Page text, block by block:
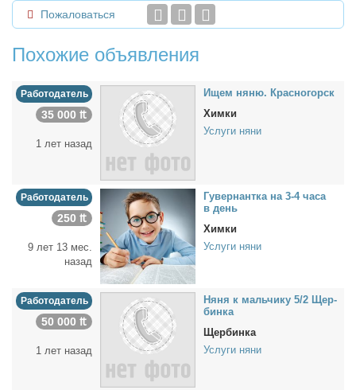
Пожаловаться
Похожие объявления
Работодатель
35 000 ₶
1 лет назад
Ищем ня­ню. Крас­но­горск
Химки
Услуги няни
Работодатель
250 ₶
9 лет 13 мес.
назад
Гу­вер­нант­ка на 3-4 ча­са
в день
Химки
Услуги няни
Работодатель
50 000 ₶
1 лет назад
Ня­ня к маль­чи­ку 5/2 Щер­
бин­ка
Щербинка
Услуги няни